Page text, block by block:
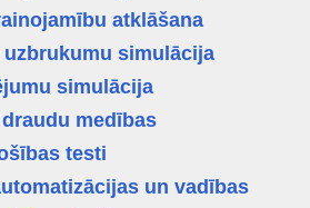
atklāšana
uzbrukumu simulācija
simulācija
medības
testi
un vadības